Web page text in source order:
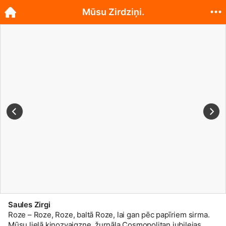
Saules Zirgi
Roze – Roze, Roze, baltā Roze, lai gan pēc papīriem sirma.
Mūsu Zirdziņi.